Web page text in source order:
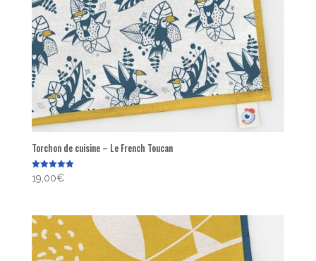
Torchon de cuisine – Le French Toucan
Note
5.00
19,00€